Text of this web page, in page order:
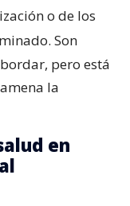
o de los
Son
pero está
la
en